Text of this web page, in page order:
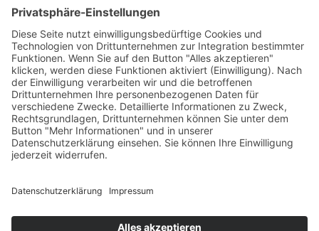
Tekal – Textile Lebensqualität
Exklusive moderne & Orientteppiche
Feuerwerk XXL
Pyrotechnik online bestellen
© Stadtmühle Waldenbuch 2026
und Mühlenprodukte ·
Cookie-Einstellungen
Alle Preise inkl. der gesetzlichen MwSt.